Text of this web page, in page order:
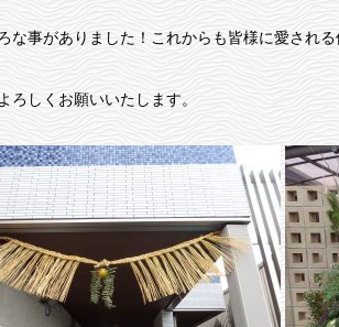
な事がありました！これからも皆様に愛され
ろしくお願いいたします。